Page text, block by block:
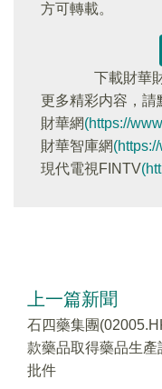
方可轉載。
下載財華
更多精彩内容，請
財華網(https://
財華智庫網
現代電視FINTV
上一篇新聞
石四藥集團
款藥品取得藥品生產
批件